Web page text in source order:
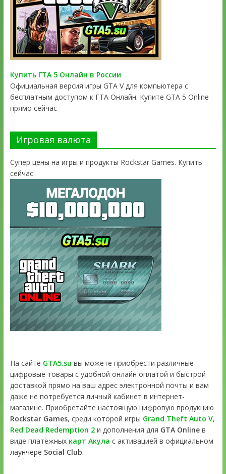
Купить ГТА 5 Онлайн в России
Официальная версия игры GTA V для компьютера с
бесплатным доступом к ГТА Онлайн. Купите GTA 5 Online
прямо сейчас
Игровая валюта
Супер цены на игры и продукты Rockstar Games. Купить
сейчас:
На сайте GTA5.su вы можете приобрести различные
цифровые товары с удобной онлайн оплатой и быстрой
доставкой прямо на ваш адрес электронной почты и вам
даже не потребуется личный кабинет в интернет-
магазине. Приобретайте настоящую цифровую продукцию
Rockstar Games, среди которой игры Grand Theft Auto V,
Red Dead Redemption 2и дополнения для GTA Onlineв
виде платёжных карт Акула с активацией в официальном
лаунчере Social Club.